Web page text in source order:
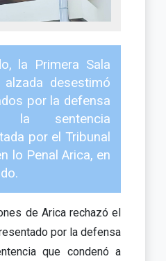
la Primera Sala
desestimó
por la defensa
la sentencia
por el Tribunal
lo Penal Arica, en
de Arica rechazó el
por la defensa
que condenó a